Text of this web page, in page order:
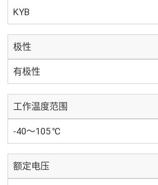
KYB
极性
有极性
工作温度范围
-40～105 ℃
额定电压